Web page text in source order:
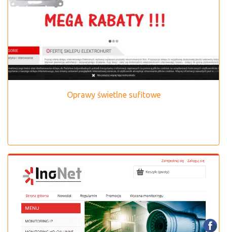
Oprawy świetlne sufitowe